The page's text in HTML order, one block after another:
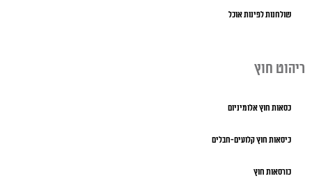
שולחנות לפינות אוכל
ריהוט חוץ
כסאות חוץ אלומיניום
כיסאות חוץ קלועים-חבלים
כורסאות חוץ